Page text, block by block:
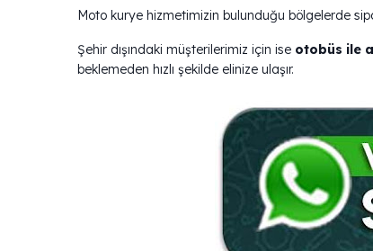
Moto kurye hizmetimizin bulunduğu bölgelerde
Şehir dışındaki müşterilerimiz için ise otobüs ile
beklemeden hızlı şekilde elinize ulaşır.